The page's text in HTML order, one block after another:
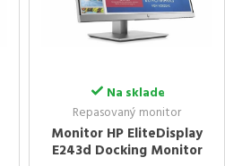
Na sklade
Repasovaný monitor
Monitor HP EliteDisplay
E243d Docking Monitor